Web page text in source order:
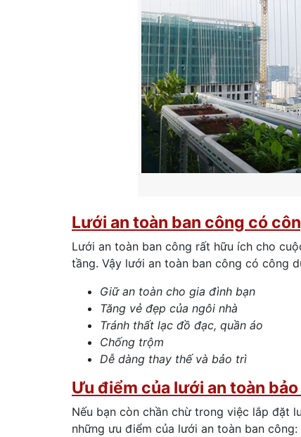
Lưới an toàn ban công có
Lưới an toàn ban công rất hữu ích cho
tầng. Vậy lưới an toàn ban công có công
Giữ an toàn cho gia đình bạn
Tăng vẻ đẹp của ngôi nhà
Tránh thất lạc đồ đạc, quần áo
Chống trộm
Dễ dàng thay thế và bảo trì
Ưu điểm của lưới an toàn
Nếu bạn còn chần chừ trong việc lắp đặt
những ưu điểm của lưới an toàn ban công: